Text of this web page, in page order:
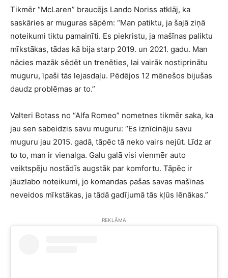
Tikmēr “McLaren” braucējs Lando Noriss atklāj, ka
saskāries ar muguras sāpēm: “Man patiktu, ja šajā ziņā
noteikumi tiktu pamainīti. Es piekristu, ja mašīnas paliktu
mīkstākas, tādas kā bija starp 2019. un 2021. gadu. Man
nācies mazāk sēdēt un trenēties, lai vairāk nostiprinātu
muguru, īpaši tās lejasdaļu. Pēdējos 12 mēnešos bijušas
daudz problēmas ar to.”
Valteri Botass no “Alfa Romeo” nometnes tikmēr saka, ka
jau sen sabeidzis savu muguru: “Es iznīcināju savu
muguru jau 2015. gadā, tāpēc tā neko vairs nejūt. Līdz ar
to to, man ir vienalga. Galu galā visi vienmēr auto
veiktspēju nostādīs augstāk par komfortu. Tāpēc ir
jāuzlabo noteikumi, jo komandas pašas savas mašīnas
neveidos mīkstākas, ja tādā gadījumā tās kļūs lēnākas.”
REKLĀMA